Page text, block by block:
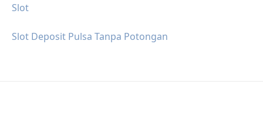
Slot
Slot Deposit Pulsa Tanpa Potongan